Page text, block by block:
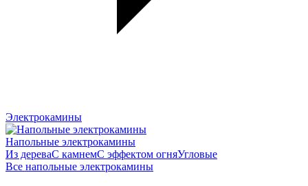
Электрокамины
Напольные электрокамины
Из дереваС камнемС эффектом огняУгловые
Все напольные электрокамины